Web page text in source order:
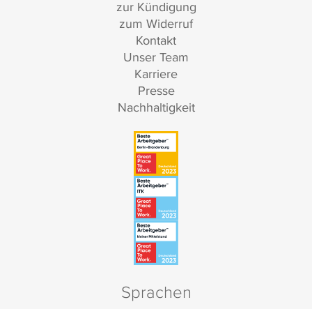
zur Kündigung
zum Widerruf
Kontakt
Unser Team
Karriere
Presse
Nachhaltigkeit
Sprachen